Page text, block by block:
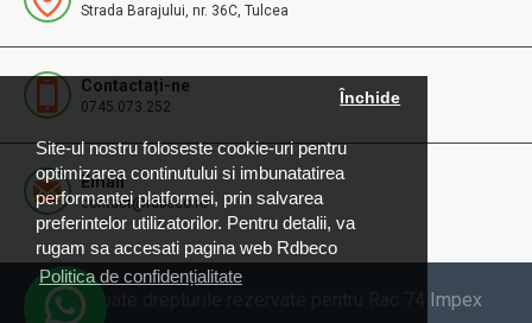
Site-ul nostru foloseste cookie-uri pentru
optimizarea continutului si imbunatatirea
performantei platformei, prin salvarea
preferintelor utilizatorilor. Pentru detalii, va
rugam sa accesati pagina web Rdbeco
Politica de confidențialitate
Închide
Strada Barajului, nr. 36C, Tulcea
Contactați-ne
0745.073.252
Email
contact@rdbeco.ro
© 2025 Toate drepturile rezervate pentru Rac 74 Impex